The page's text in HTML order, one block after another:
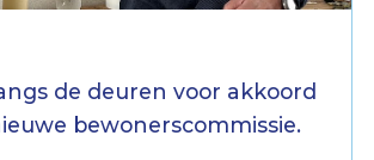
de deuren voor akkoord
bewonerscommissie.